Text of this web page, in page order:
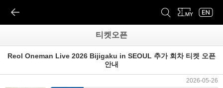
티켓오픈
Reol Oneman Live 2026 Bijigaku in SEOUL 추가 회차 티켓 오픈
안내
2026-05-26